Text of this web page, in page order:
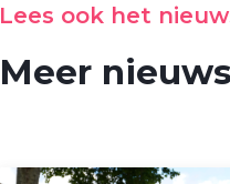
Lees ook het
Meer nieuws